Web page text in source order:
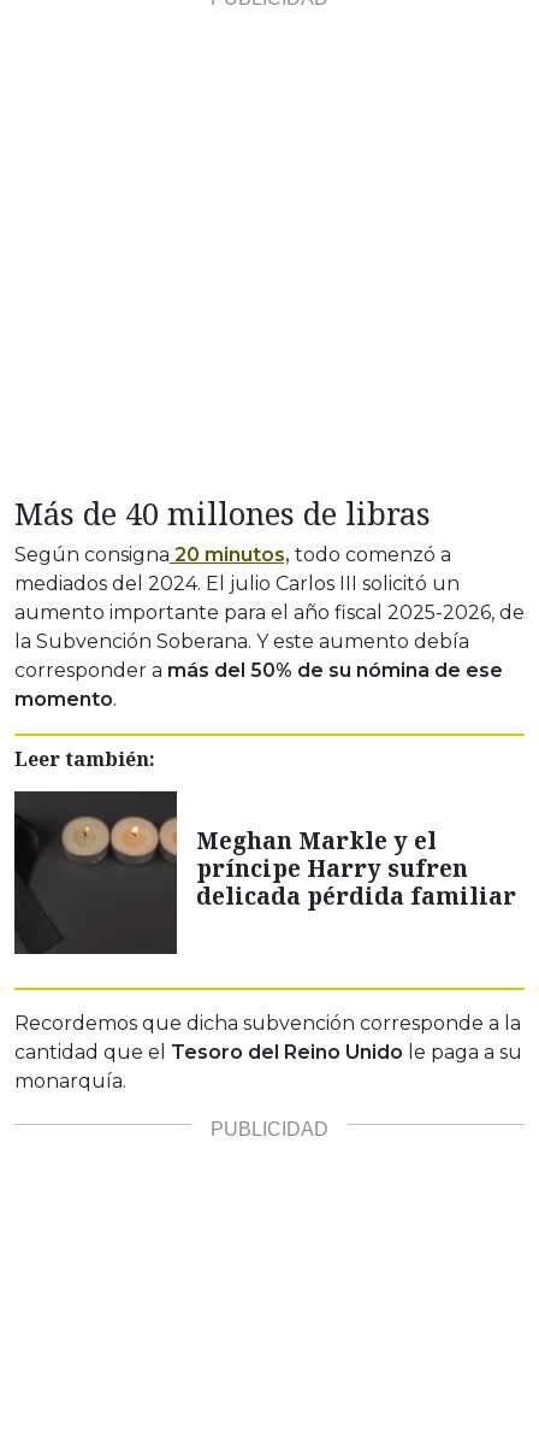
Más de 40 millones de libras
Según consigna 20 minutos, todo comenzó a
mediados del 2024. El julio Carlos III solicitó un
aumento importante para el año fiscal 2025-2026, de
la Subvención Soberana. Y este aumento debía
corresponder a más del 50% de su nómina de ese
momento.
Leer también:
Meghan Markle y el
príncipe Harry sufren
delicada pérdida familiar
Recordemos que dicha subvención corresponde a la
cantidad que el Tesoro del Reino Unido le paga a su
monarquía.